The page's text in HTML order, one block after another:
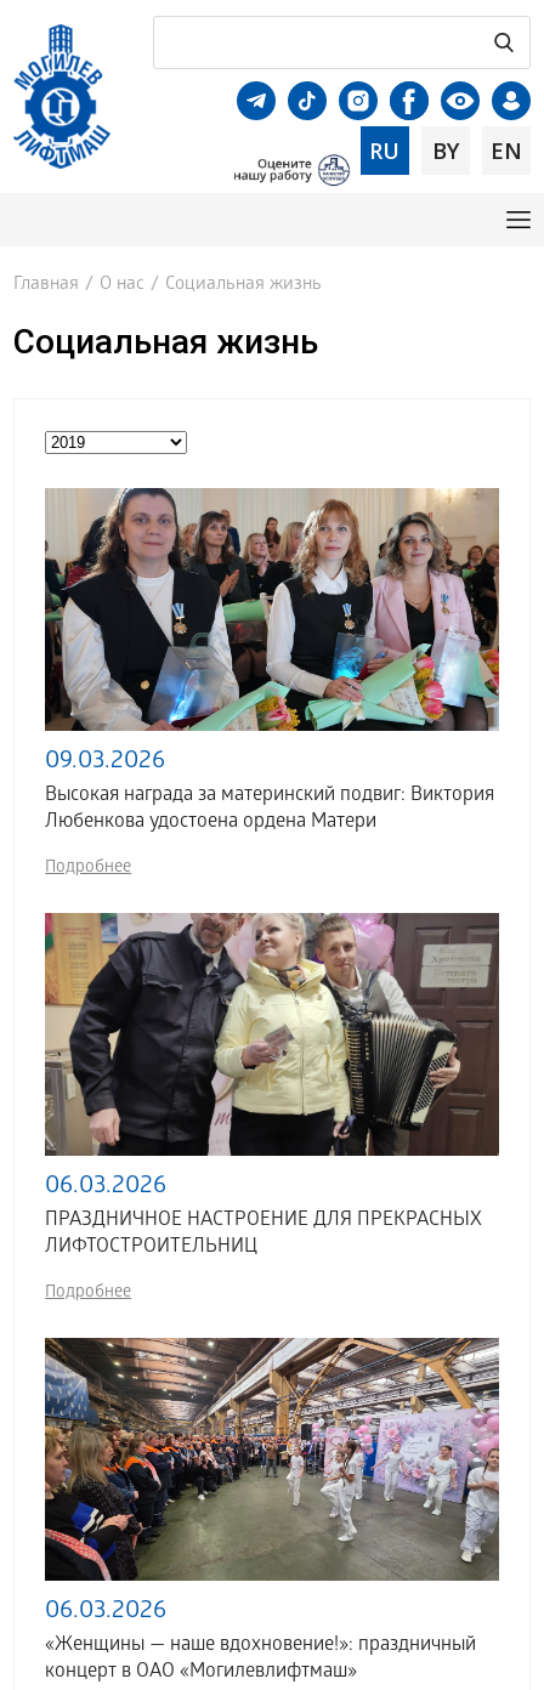
RU BY EN
Главная / О нас / Социальная жизнь
Социальная жизнь
09.03.2026
Высокая награда за материнский подвиг: Виктория
Любенкова удостоена ордена Матери
Подробнее
06.03.2026
ПРАЗДНИЧНОЕ НАСТРОЕНИЕ ДЛЯ ПРЕКРАСНЫХ
ЛИФТОСТРОИТЕЛЬНИЦ
Подробнее
06.03.2026
«Женщины — наше вдохновение!»: праздничный
концерт в ОАО «Могилевлифтмаш»